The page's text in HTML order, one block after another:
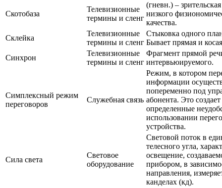
Скотобаза
Телевизионные
термины и сленг
(гневн.) –
низкого
качества.
Склейка
Телевизионные
термины и сленг
Стыковка одного
Бывает прямая и
Синхрон
Телевизионные
термины и сленг
Фрагмент прямой
интервьюируемого.
Симплексный режим
переговоров
Служебная связь
Режим, в котором
информации
попеременно под
абонента. Это создает
определенные
использовании
устройства.
Сила света
Световое
оборудование
Световой поток в
телесного угла,
освещение,
прибором, в
направления,
канделах (кд).